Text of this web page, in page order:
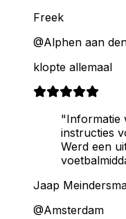
Freek
@Alphen aan
klopte allemaal
"Informatie
instructies
Werd een
Jaap
@Amsterdam